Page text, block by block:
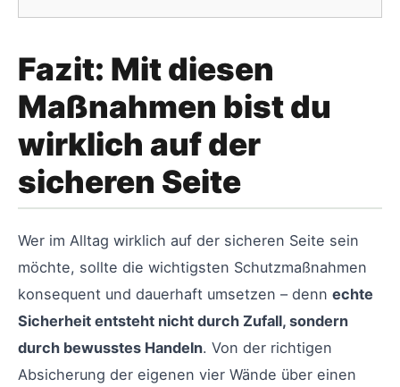
Fazit: Mit diesen
Maßnahmen bist du
wirklich auf der
sicheren Seite
Wer im Alltag wirklich auf der sicheren Seite sein
möchte, sollte die wichtigsten Schutzmaßnahmen
konsequent und dauerhaft umsetzen – denn echte
Sicherheit entsteht nicht durch Zufall, sondern
durch bewusstes Handeln. Von der richtigen
Absicherung der eigenen vier Wände über einen